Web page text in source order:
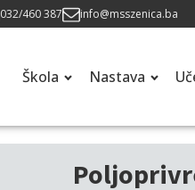
032/460 387 info@msszenica.ba
Škola Nastava